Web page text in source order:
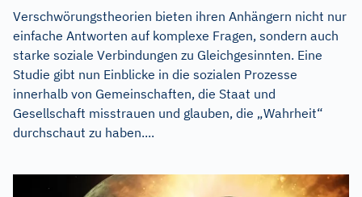
Verschwörungstheorien bieten ihren Anhängern nicht nur
einfache Antworten auf komplexe Fragen, sondern auch
starke soziale Verbindungen zu Gleichgesinnten. Eine
Studie gibt nun Einblicke in die sozialen Prozesse
innerhalb von Gemeinschaften, die Staat und
Gesellschaft misstrauen und glauben, die „Wahrheit“
durchschaut zu haben....